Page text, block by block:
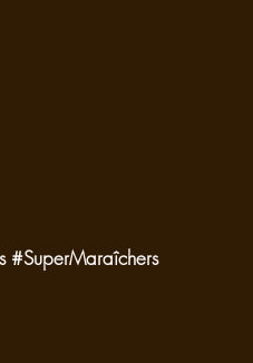
#SuperMaraîchers